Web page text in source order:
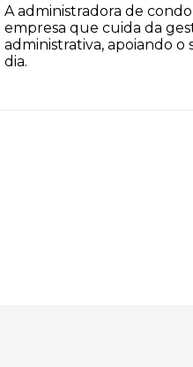
A administradora de
empresa que cuida da
administrativa, apoiando o
dia.